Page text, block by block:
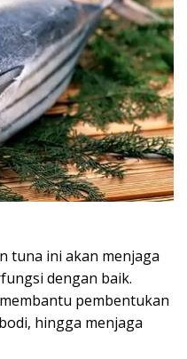
tuna ini akan menjaga
dengan baik.
pembentukan
hingga menjaga